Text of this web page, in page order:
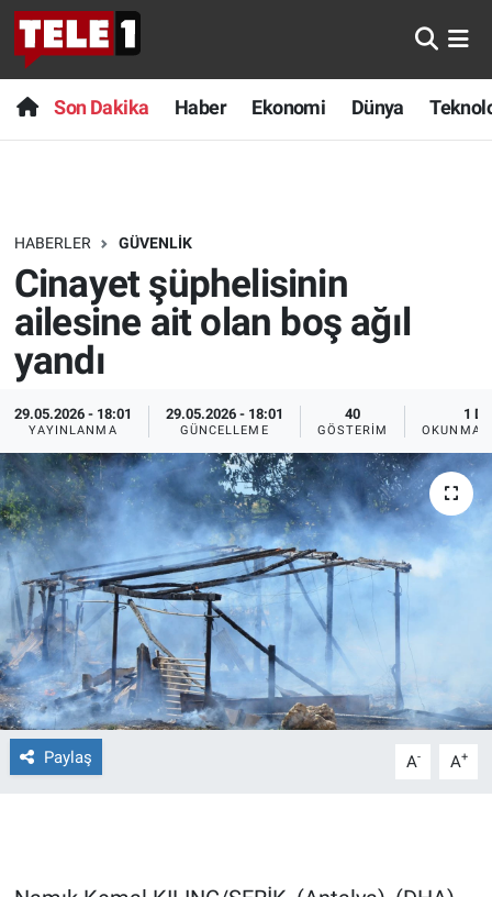
Son Dakika Haber Ekonomi Dünya
HABERLER GÜVENLIK
Cinayet şüphelisinin
ailesine ait olan boş ağıl
yandı
29.05.2026 - 18:01
YAYINLANMA
29.05.2026 - 18:01
GÜNCELLEME
40
GÖSTERIM
1 DK
OKUNMA
Paylaş A- A+
Anında Manşet
Başka Sohbetler
Bilim turu
Bilim ve Teknoloji Evreni
Doğa Konuşuyor
Dünya
Ege Saati
Ege'den Esintiler
Eğitim
Eğlence
Ekonomi
Forum
Son Dakika
Haber
Dünya
Teknoloji
Sağlık
Spor
Yayın Akışı
İletişim
Nöbetçi Eczaneler
Hava Durumu
Trafik Durumu
Süper Lig Puan Durumu ve Fikstür
Tüm Manşetler
Son Dakika Haberleri
Haber Arşivi